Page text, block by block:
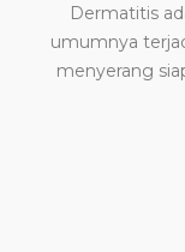
Dermatitis
umumnya
menyerang